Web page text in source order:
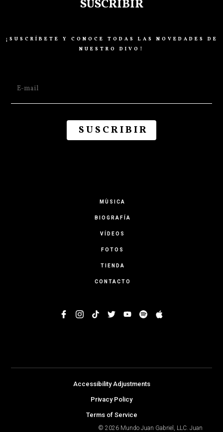
SUSCRIBIR
¡SUSCRÍBETE Y CONOCE TODAS LAS NOVEDADES DE
NUESTRO DIVO!
MÙSICA
BIOGRAFÍA
VÍDEOS
FOTOS
TIENDA
CONTACTO
Accessibility Adjustments
Privacy Policy
Terms of Service
© 2026 Mundo Juan Gabriel, LLC. Juan